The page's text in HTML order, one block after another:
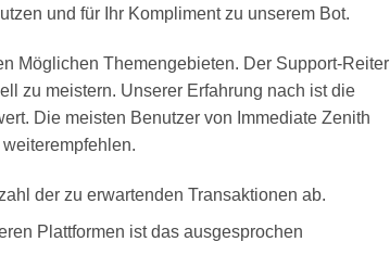
und für Ihr Kompliment zu unserem Bot.
Möglichen Themengebieten. Der Support-Reiter
zu meistern. Unserer Erfahrung nach ist die
Die meisten Benutzer von Immediate Zenith
der zu erwartenden Transaktionen ab.
Plattformen ist das ausgesprochen